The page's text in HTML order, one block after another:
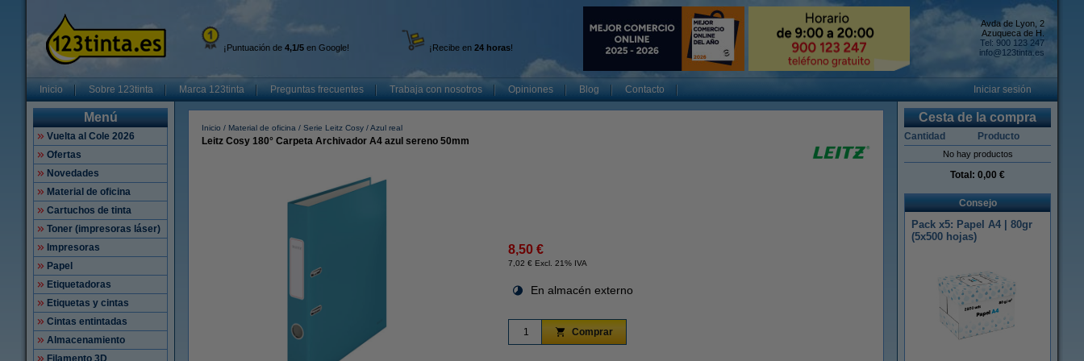
¡Puntuación de 4,1/5 en Google! ¡Recibe en 24 horas!
Avda de Lyon, 2
Azuqueca de H.
Tel: 900 123 247
info@123tinta.es
Inicio Sobre 123tinta Marca 123tinta Preguntas frecuentes Trabaja con nosotros Opiniones Blog Contacto Iniciar sesión
Menú
Vuelta al Cole 2026
Ofertas
Novedades
Material de oficina
Cartuchos de tinta
Toner (impresoras láser)
Impresoras
Papel
Etiquetadoras
Etiquetas y cintas
Cintas entintadas
Almacenamiento
Filamento 3D
Inicio Material de oficina Serie Leitz Cosy Azul real
Leitz Cosy 180° Carpeta Archivador A4 azul sereno 50mm
8,50 €
7,02 € Excl. 21% IVA
En almacén externo
Comprar
Cesta de la compra
Cantidad Producto
No hay productos
Total: 0,00 €
Consejo
Pack x5: Papel A4 | 80gr
(5x500 hojas)